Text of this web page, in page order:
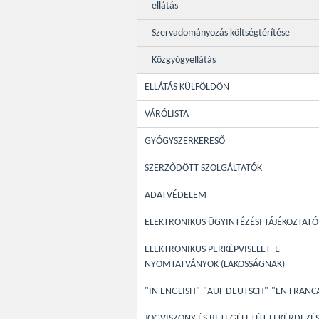
ellátás
Szervadományozás költségtérítése
Közgyógyellátás
ELLÁTÁS KÜLFÖLDÖN
VÁRÓLISTA
GYÓGYSZERKERESŐ
SZERZŐDÖTT SZOLGÁLTATÓK
ADATVÉDELEM
ELEKTRONIKUS ÜGYINTÉZÉSI TÁJÉKOZTATÓ
ELEKTRONIKUS PERKÉPVISELET- E-
NYOMTATVÁNYOK (LAKOSSÁGNAK)
"IN ENGLISH"-"AUF DEUTSCH"-"EN